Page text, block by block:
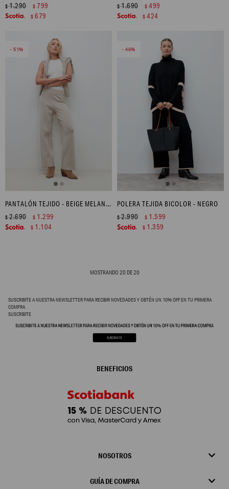
$1.290 $ 799
$ 679
$1.690 $ 499
$ 424
51
PANTALÓN TEJIDO - BEIGE MELANGE
$2.690 $ 1.299
$ 1.104
46
POLERA TEJIDA BICOLOR - NEGRO
$2.990 $ 1.599
$ 1.359
MOSTRANDO 20 DE20
SUSCRIBITE A NUESTRA NEWSLETTER PARA RECIBIR NOVEDADES Y OBTÉN UN 10% OFF EN TU PRIMERA
COMPRA
SUSCRIBITE
NOSOTROS
GUÍA DE COMPRA
BENEFICIOS